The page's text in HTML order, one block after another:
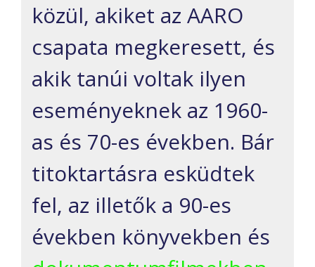
közül, akiket az AARO
csapata megkeresett, és
akik tanúi voltak ilyen
eseményeknek az 1960-
as és 70-es években. Bár
titoktartásra esküdtek
fel, az illetők a 90-es
években könyvekben és